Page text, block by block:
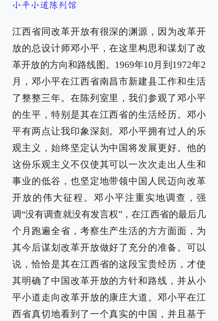
小平小道陈列馆
江西省同改革开放有很深的渊源，因为改革开
放的总设计师邓小平，在这里构思和谋划了改
革开放的方向和路线图。1969年10月到1972年2
月，邓小平在江西省南昌市新建县工作和生活
了整整三年。在陈列室里，我们参观了邓小平
的生平，特别是其在江西省的生活经历。邓小
平有两点让我印象深刻。邓小平拥有过人的乐
观主义，始终坚定认为中国将发展更好。他的
这份乐观主义不仅使其可以一次次走出人生和
事业的低谷，也坚定地带领中国人民迈向改革
开放的伟大征程。邓小平注重实地调查，强
调“没有调查就没有发言权”，在江西省的最后几
个月跑遍全省，考察生产生活的方方面面，为
其今后谋划改革开放做好了充分的准备。可以
说，恰恰是其在江西省的这段宝贵经历，才使
其明确了中国改革开放的方针和路线，并从小
平小道走向改革开放的康庄大道。邓小平在江
西省真切地看到了一个真实的中国，并且基于